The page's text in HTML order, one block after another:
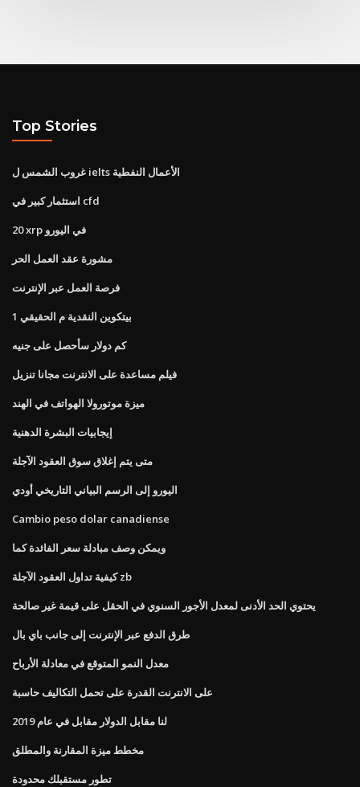
Top Stories
غروب الشمس ل ielts الأعمال النفطية
استثمار كبير في cfd
20 xrp في اليورو
مشورة عقد العمل الحر
فرصة العمل عبر الإنترنت
1 بيتكوين النقدية م الحقيقي
كم دولار سأحصل على جنيه
فيلم مساعدة على الانترنت مجانا تنزيل
ميزة موتورولا الهواتف في الهند
إيجابيات البشرة الدهنية
متى يتم إغلاق سوق العقود الآجلة
اليورو إلى الرسم البياني التاريخي أودي
Cambio peso dolar canadiense
ويمكن وصف مبادلة سعر الفائدة كما
كيفية تداول العقود الآجلة zb
يحتوي الحد الأدنى لمعدل الأجور السنوي في الحقل على قيمة غير صالحة
طرق الدفع عبر الإنترنت إلى جانب باي بال
معدل النمو المتوقع في معادلة الأرباح
على الانترنت القدرة على تحمل التكاليف حاسبة
لنا مقابل الدولار مقابل في عام 2019
مخطط ميزة المقارنة والمطلق
تطور مستقبلك محدودة